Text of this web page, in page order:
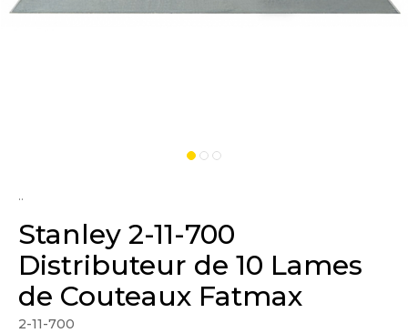
..
Stanley 2-11-700
Distributeur de 10 Lames
de Couteaux Fatmax
2-11-700